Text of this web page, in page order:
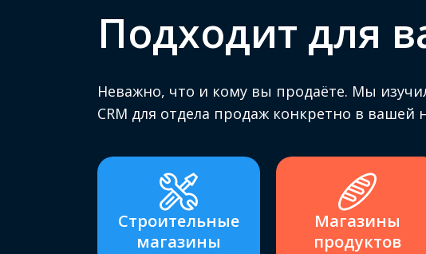
Подходит для
Неважно, что и кому вы продаёте. Мы
CRM для отдела продаж конкретно в вашей
Строительные
магазины
Магазины
продуктов